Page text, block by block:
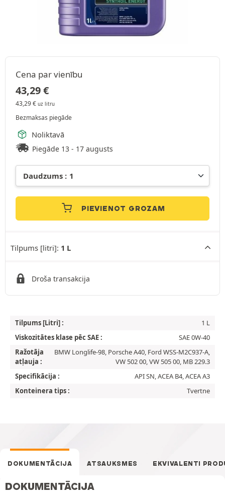
Cena par vienību
43,29€
43,29€ uz litru
Bezmaksas piegāde
Noliktavā
Piegāde 13 - 17 augusts
PIEVIENOT GROZAM
Tilpums [litri]: 1 L
Droša transakcija
Tilpums [Litri] :
1 L
Viskozitātes klase pēc SAE :
SAE 0W-40
Ražotāja
atļauja :
BMW Longlife-98, Porsche A40, Ford WSS-M2C937-A,
VW 502 00, VW 505 00, MB 229.3
Specifikācija :
API SN, ACEA B4, ACEA A3
Konteinera tips :
Tvertne
DOKUMENTĀCIJA ATSAUKSMES EKVIVALENTI
DOKUMENTĀCIJA